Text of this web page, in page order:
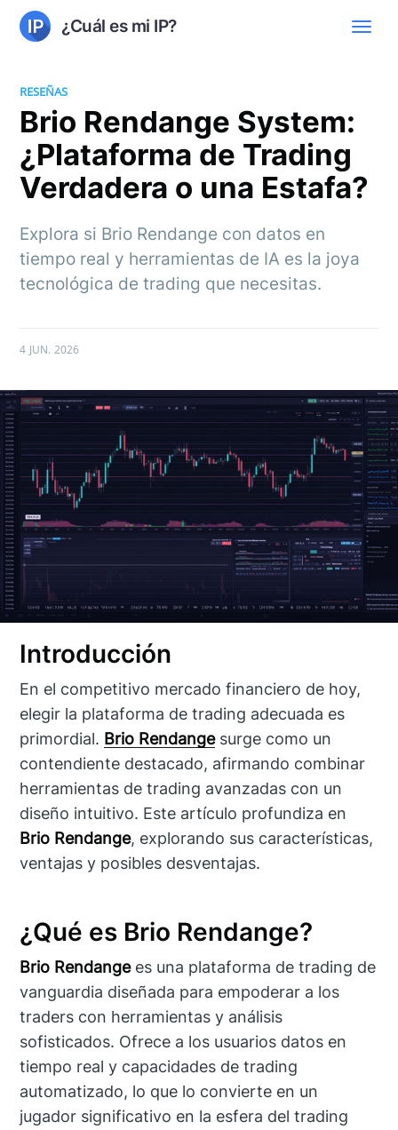
¿Cuál es mi IP?
RESEÑAS
Brio Rendange System:
¿Plataforma de Trading
Verdadera o una Estafa?
Explora si Brio Rendange con datos en
tiempo real y herramientas de IA es la joya
tecnológica de trading que necesitas.
4 JUN. 2026
Introducción
En el competitivo mercado financiero de hoy,
elegir la plataforma de trading adecuada es
primordial. Brio Rendangesurge como un
contendiente destacado, afirmando combinar
herramientas de trading avanzadas con un
diseño intuitivo. Este artículo profundiza en
Brio Rendange, explorando sus características,
ventajas y posibles desventajas.
¿Qué es Brio Rendange?
Brio Rendangees una plataforma de trading de
vanguardia diseñada para empoderar a los
traders con herramientas y análisis
sofisticados. Ofrece a los usuarios datos en
tiempo real y capacidades de trading
automatizado, lo que lo convierte en un
jugador significativo en la esfera del trading